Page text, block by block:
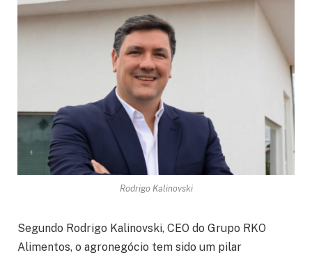
Rodrigo Kalinovski
Segundo Rodrigo Kalinovski, CEO do Grupo RKO
Alimentos, o agronegócio tem sido um pilar